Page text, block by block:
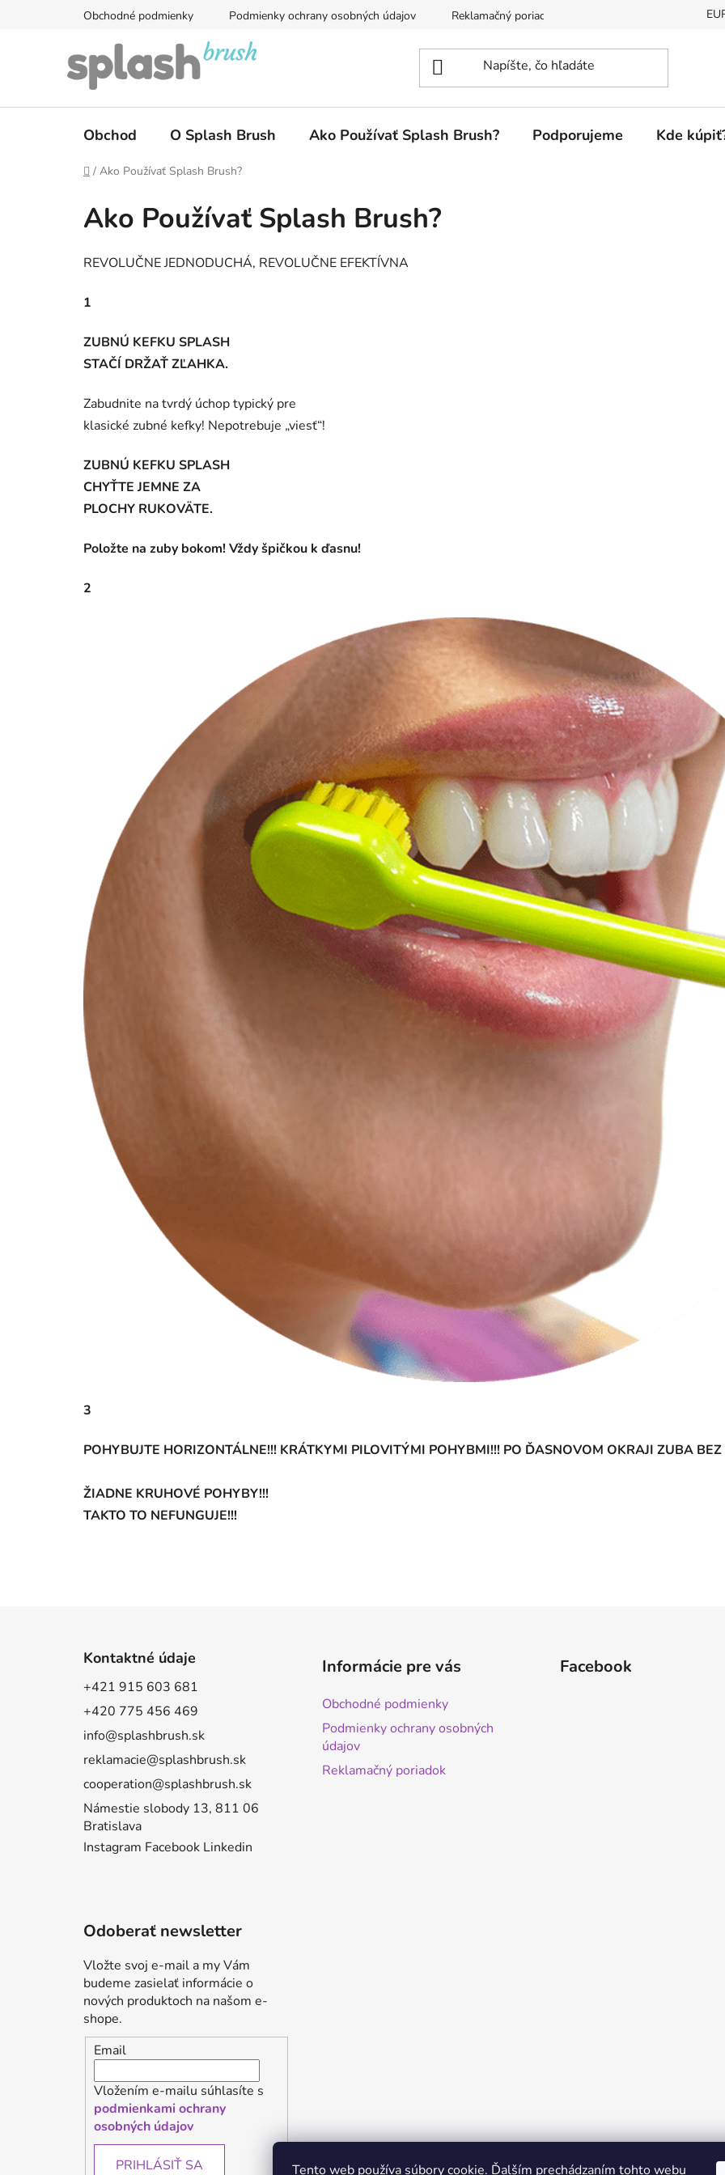
Tento web používa súbory cookie. Ďalším prechádzaním tohto webu
Obchodné podmienky Podmienky ochrany osobných údajov Reklamačný poriadok
Obchod O Splash Brush Ako Používať Splash Brush? Podporujeme Kde
Domov
/ Ako Používať Splash Brush?
Ako Používať Splash Brush?
REVOLUČNE JEDNODUCHÁ, REVOLUČNE EFEKTÍVNA
1
ZUBNÚ KEFKU SPLASH
STAČÍ DRŽAŤ ZĽAHKA.
Zabudnite na tvrdý úchop typický pre
klasické zubné kefky! Nepotrebuje „viesť“!
ZUBNÚ KEFKU SPLASH
CHYŤTE JEMNE ZA
PLOCHY RUKOVÄTE.
Položte na zuby bokom! Vždy špičkou k ďasnu!
2
3
POHYBUJTE HORIZONTÁLNE!!! KRÁTKYMI PILOVITÝMI POHYBMI!!! PO ĎASNOVOM OKRAJI ZUBA
ŽIADNE KRUHOVÉ POHYBY!!!
TAKTO TO NEFUNGUJE!!!
Kontaktné údaje
+421 915 603 681
+420 775 456 469
info@splashbrush.sk
reklamacie@splashbrush.sk
cooperation@splashbrush.sk
Námestie slobody 13, 811 06
Bratislava
Instagram Facebook Linkedin
Informácie pre vás
Obchodné podmienky
Podmienky ochrany osobných
údajov
Reklamačný poriadok
Facebook
Odoberať newsletter
Vložte svoj e-mail a my Vám
budeme zasielať informácie o
nových produktoch na našom e-
shope.
Email
Vložením e-mailu súhlasíte s
podmienkami ochrany
osobných údajov
PRIHLÁSIŤ SA